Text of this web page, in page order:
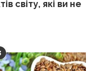
світу, які ви не